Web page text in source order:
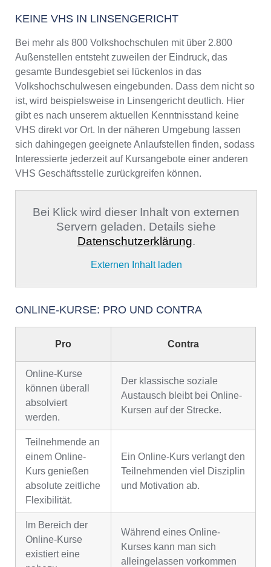
KEINE VHS IN LINSENGERICHT
Bei mehr als 800 Volkshochschulen mit über 2.800
Außenstellen entsteht zuweilen der Eindruck, das
gesamte Bundesgebiet sei lückenlos in das
Volkshochschulwesen eingebunden. Dass dem nicht so
ist, wird beispielsweise in Linsengericht deutlich. Hier
gibt es nach unserem aktuellen Kenntnisstand keine
VHS direkt vor Ort. In der näheren Umgebung lassen
sich dahingegen geeignete Anlaufstellen finden, sodass
Interessierte jederzeit auf Kursangebote einer anderen
VHS Geschäftsstelle zurückgreifen können.
Bei Klick wird dieser Inhalt von externen
Servern geladen. Details siehe
Datenschutzerklärung.
Externen Inhalt laden
ONLINE-KURSE: PRO UND CONTRA
Pro Contra
Online-Kurse
können überall
absolviert
werden.
Der klassische soziale
Austausch bleibt bei Online-
Kursen auf der Strecke.
Teilnehmende an
einem Online-
Kurs genießen
absolute zeitliche
Flexibilität.
Ein Online-Kurs verlangt den
Teilnehmenden viel Disziplin
und Motivation ab.
Im Bereich der
Online-Kurse
existiert eine
Während eines Online-
Kurses kann man sich
alleingelassen vorkommen